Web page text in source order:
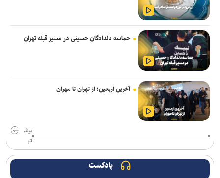
حماسه دلدادگان حسینی در مسیر قبله تهران
آخرین اربعین؛ از تهران تا مهران
بیش
تر
پادکست